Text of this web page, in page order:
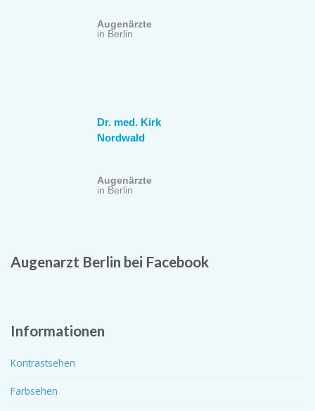
Augenärzte
in Berlin
Dr. med. Kirk
Nordwald
Augenärzte
in Berlin
Augenarzt Berlin bei Facebook
Informationen
Kontrastsehen
Farbsehen